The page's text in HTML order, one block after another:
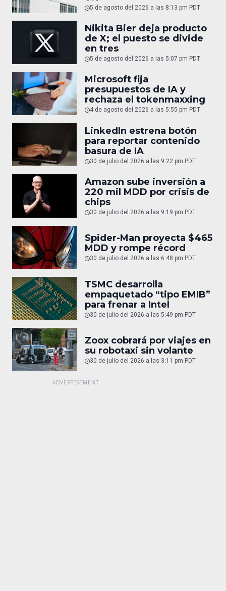
5 de agosto del 2026 a las 8:13 pm PDT
Nikita Bier deja producto
de X; el puesto se divide
en tres
5 de agosto del 2026 a las 5:07 pm PDT
Microsoft fija
presupuestos de IA y
rechaza el tokenmaxxing
4 de agosto del 2026 a las 5:55 pm PDT
LinkedIn estrena botón
para reportar contenido
basura de IA
30 de julio del 2026 a las 9:22 pm PDT
Amazon sube inversión a
220 mil MDD por crisis de
chips
30 de julio del 2026 a las 9:19 pm PDT
Spider-Man proyecta $465
MDD y rompe récord
30 de julio del 2026 a las 6:48 pm PDT
TSMC desarrolla
empaquetado “tipo EMIB”
para frenar a Intel
30 de julio del 2026 a las 5:49 pm PDT
Zoox cobrará por viajes en
su robotaxi sin volante
30 de julio del 2026 a las 3:11 pm PDT